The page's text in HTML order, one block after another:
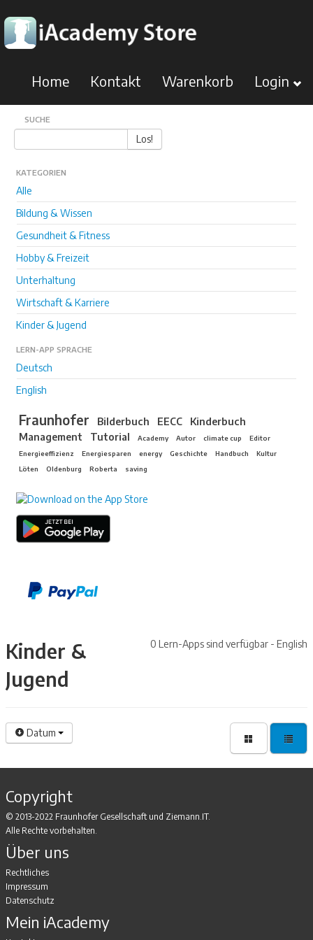
Home Kontakt Warenkorb Login
SUCHE
Los!
KATEGORIEN
Alle
Bildung & Wissen
Gesundheit & Fitness
Hobby & Freizeit
Unterhaltung
Wirtschaft & Karriere
Kinder & Jugend
LERN-APP SPRACHE
Deutsch
English
Fraunhofer Bilderbuch EECC
Kinderbuch
Management
Tutorial Academy Autor climate cup
Editor
Energieeffizienz
Energiesparen energy Geschichte Handbuch
Kultur
Löten
Oldenburg Roberta saving
0 Lern-Apps sind verfügbar - English
Kinder &
Jugend
Datum
Copyright
© 2013-2022 Fraunhofer Gesellschaft und Ziemann.IT.
Alle Rechte vorbehalten.
Über uns
Rechtliches
Impressum
Datenschutz
Mein iAcademy